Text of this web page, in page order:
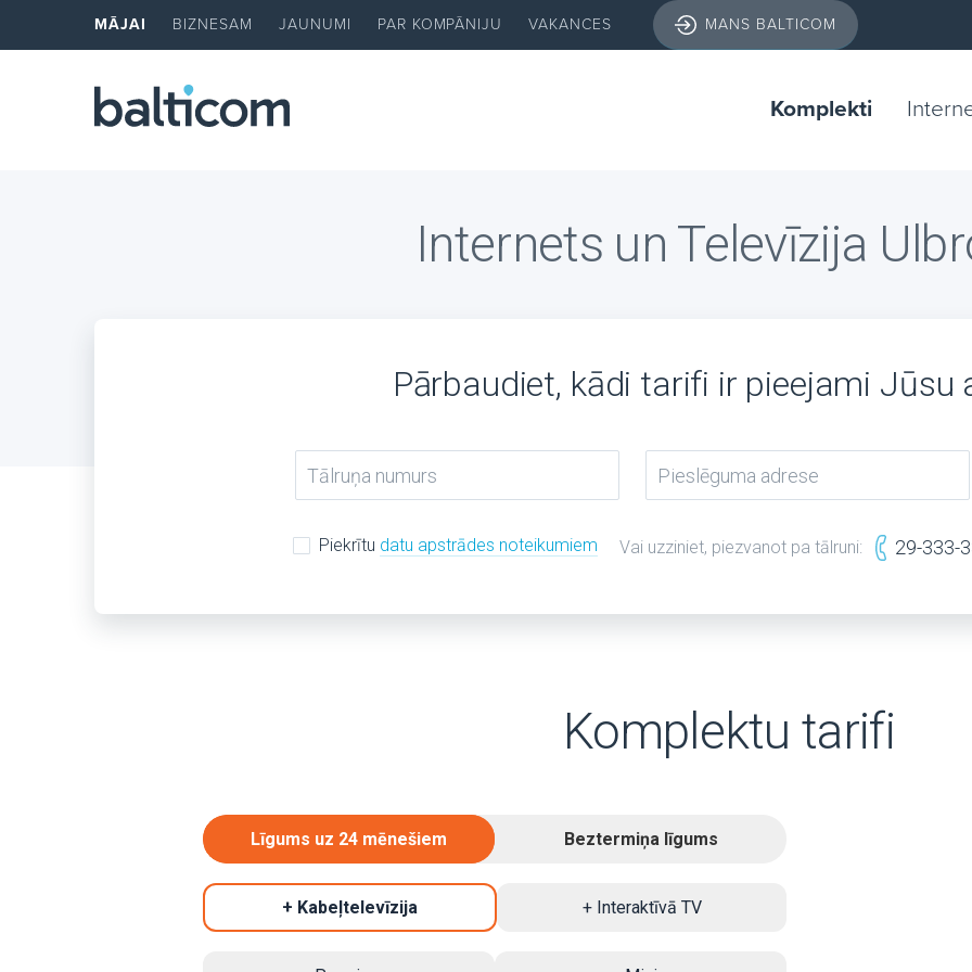
MĀJAI BIZNESAM JAUNUMI PAR KOMPĀNIJU VAKANCES MANS BALTICOM
Komplekti
Internets un Televīzija
Pārbaudiet, kādi tarifi ir pieejami Jūsu
Piekrītu datu apstrādes noteikumiem Vai uzziniet, piezvanot pa tālruni: 29-333-
Komplektu tarifi
Līgums uz 24 mēnešiem Beztermiņa līgums
+ Kabeļtelevīzija + Interaktīvā TV